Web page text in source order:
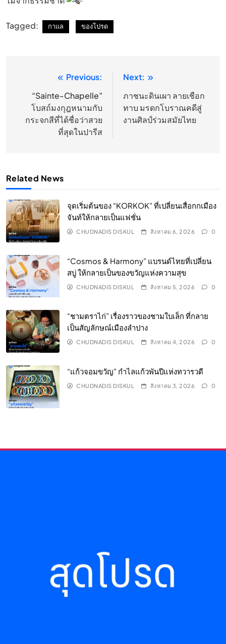
Tagged: กาแล ของโปรด
แนะแนว
เรื่อง
Previous:
“Sainte-Chapelle”
โบสถ์มงกุฎหนามกับ
กระจกสีที่ได้ชื่อว่าสวย
ที่สุดในปารีส
Next:
ภาชนะดินเผา ลายเชือก
ทาบ มรดกโบราณคดีสู่
งานศิลป์ร่วมสมัยไทย
Related News
จุดเริ่มต้นของ “KORKOK” ที่เปลี่ยนเสื่อกกเมือง
จันท์ให้กลายเป็นแฟชั่น
CHUDNADIS DISKUL สิงหาคม 6, 2026 0
“Cosmos & Harmony” แบรนด์ไทยที่เปลี่ยน
สบู่ ให้กลายเป็นของขวัญแห่งความสุข
CHUDNADIS DISKUL สิงหาคม 5, 2026 0
“ชามตราไก่” เรื่องราวของชามใบเล็ก ที่กลาย
เป็นสัญลักษณ์เมืองลำปาง
CHUDNADIS DISKUL สิงหาคม 4, 2026 0
“แก้วจอมขวัญ” กำไลแก้วพันปีแห่งทวารวดี
CHUDNADIS DISKUL สิงหาคม 3, 2026 0